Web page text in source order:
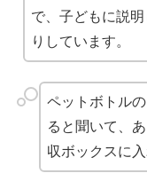
で、子どもに説
りしています。
ペットボトル
ると聞いて、
収ボックスに入